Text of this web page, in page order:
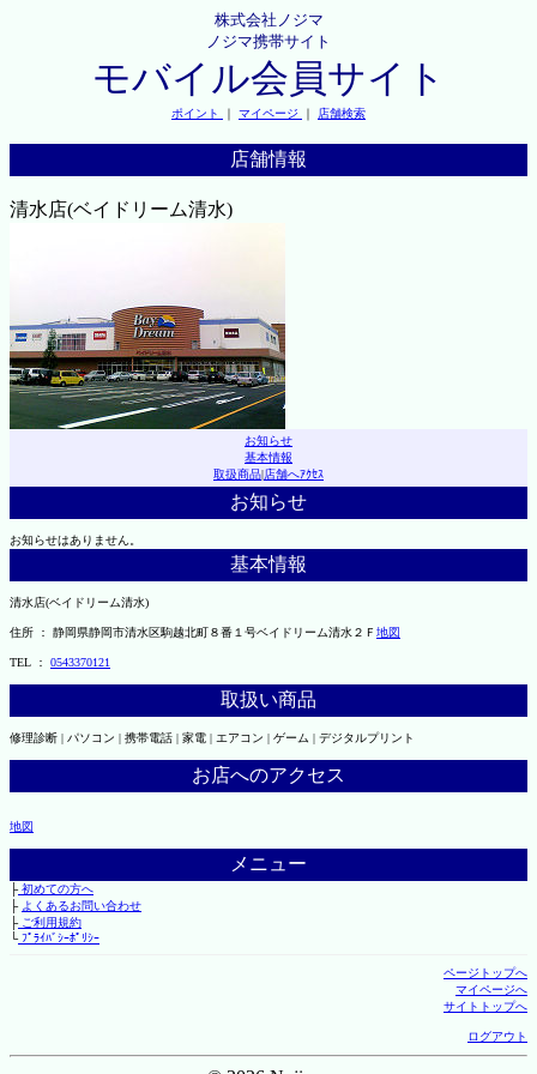
株式会社ノジマ
ノジマ携帯サイト
モバイル会員サイト
ポイント ｜ マイページ ｜ 店舗検索
店舗情報
清水店(ベイドリーム清水)
お知らせ
基本情報
取扱商品|店舗へｱｸｾｽ
お知らせ
お知らせはありません。
基本情報
清水店(ベイドリーム清水)
住所 ： 静岡県静岡市清水区駒越北町８番１号ベイドリーム清水２Ｆ 地図
TEL ： 0543370121
取扱い商品
修理診断 | パソコン | 携帯電話 | 家電 | エアコン | ゲーム | デジタルプリント
お店へのアクセス
地図
メニュー
├初めての方へ
├ よくあるお問い合わせ
├ご利用規約
└ﾌﾟﾗｲﾊﾞｼｰﾎﾟﾘｼｰ
ページトップへ
マイページへ
サイトトップへ
ログアウト